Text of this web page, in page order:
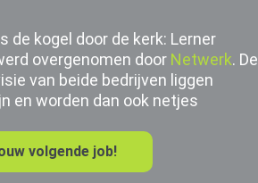
de kogel door de kerk: Lerner
overgenomen door Netwerk. De
van beide bedrijven liggen
en worden dan ook netjes
volgende job!